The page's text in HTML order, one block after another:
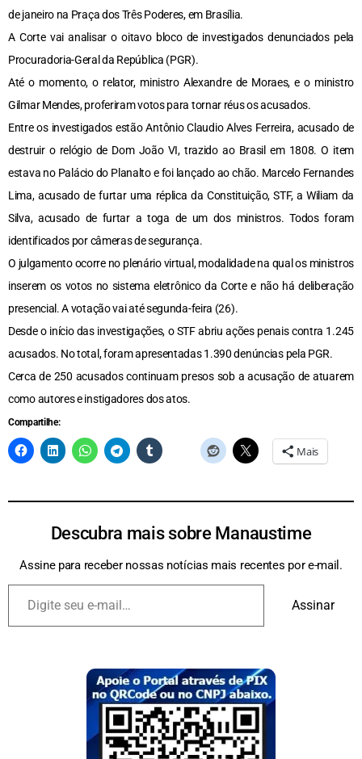
de janeiro na Praça dos Três Poderes, em Brasília.
A Corte vai analisar o oitavo bloco de investigados denunciados pela
Procuradoria-Geral da República (PGR).
Até o momento, o relator, ministro Alexandre de Moraes, e o ministro
Gilmar Mendes, proferiram votos para tornar réus os acusados.
Entre os investigados estão Antônio Claudio Alves Ferreira, acusado de
destruir o relógio de Dom João VI, trazido ao Brasil em 1808. O item
estava no Palácio do Planalto e foi lançado ao chão. Marcelo Fernandes
Lima, acusado de furtar uma réplica da Constituição, STF, a Wiliam da
Silva, acusado de furtar a toga de um dos ministros. Todos foram
identificados por câmeras de segurança.
O julgamento ocorre no plenário virtual, modalidade na qual os ministros
inserem os votos no sistema eletrônico da Corte e não há deliberação
presencial. A votação vai até segunda-feira (26).
Desde o início das investigações, o STF abriu ações penais contra 1.245
acusados. No total, foram apresentadas 1.390 denúncias pela PGR.
Cerca de 250 acusados continuam presos sob a acusação de atuarem
como autores e instigadores dos atos.
Compartilhe:
Mais
Descubra mais sobre Manaustime
Assine para receber nossas notícias mais recentes por e-mail.
Assinar